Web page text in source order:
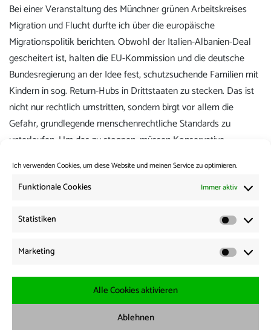
Ich verwenden Cookies, um diese Website und meinen Service zu optimieren.
Funktionale Cookies Immer aktiv
Statistiken
Marketing
Alle Cookies aktivieren
Ablehnen
Bei einer Veranstaltung des Münchner grünen Arbeitskreises
Migration und Flucht durfte ich über die europäische
Migrationspolitik berichten. Obwohl der Italien-Albanien-Deal
gescheitert ist, halten die EU-Kommission und die deutsche
Bundesregierung an der Idee fest, schutzsuchende Familien mit
Kindern in sog. Return-Hubs in Drittstaaten zu stecken. Das ist
nicht nur rechtlich umstritten, sondern birgt vor allem die
Gefahr, grundlegende menschenrechtliche Standards zu
unterlaufen. Um das zu stoppen, müssen Konservative
und zurück zu einer rechtsstaatlichen Asylpolitik finden.
Beitrags-
Navigation
Vorheriger
PM: Vorläufige Anwendung von Mercosur wichtiges Zeichen
Weiter:
Beitrag:
News from the Borders 27.02.2026